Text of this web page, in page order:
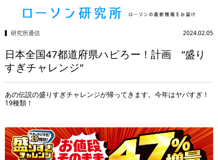
研究所通信 2024.02.05
日本全国47都道府県ハピろー！計画 ”盛り
すぎチャレンジ”
あの伝説の盛りすぎチャレンジが帰ってきます。今年はヤバすぎ！
19種類！